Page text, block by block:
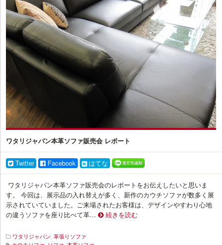
プ
ス
ワタリジャパン本革ソファ販売会 レポート
Twitter Facebook はてな
ワタリジャパン本革ソファ販売会のレポートをお伝えしたいと思いま
す。 今回は、展示品の入れ替えが多く、新作のカウチソファが数多く展
示されていていました。ご来場されたお客様は、デザインやすわり心地
の違うソファを座り比べて革…
続きを読む
ワタリジャパン, 革張りソファ